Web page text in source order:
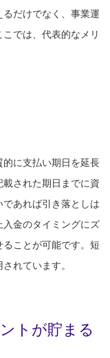
だけでなく、事業運
では、代表的なメリ
に支払い期日を延長
された期日までに資
あれば引き落としは
金のタイミングにズ
ことが可能です。短
れています。
トが貯まる